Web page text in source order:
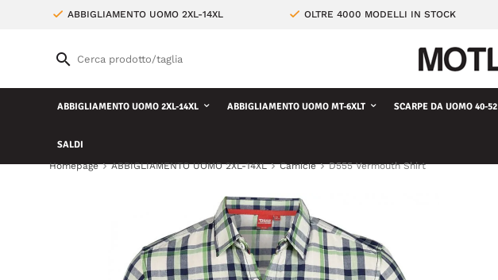
ABBIGLIAMENTO UOMO 2XL-14XL OLTRE 4000 MODELLI IN STOCK
ABBIGLIAMENTO UOMO 2XL-14XL ABBIGLIAMENTO UOMO MT-6XLT SCARPE DA UOMO 40-52
SALDI
Homepage ABBIGLIAMENTO UOMO 2XL-14XL Camicie D555 Vermouth Shirt